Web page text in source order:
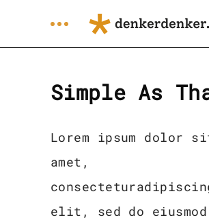
Simple As
Lorem ipsum dolor
amet,
elit, sed do eiusmod